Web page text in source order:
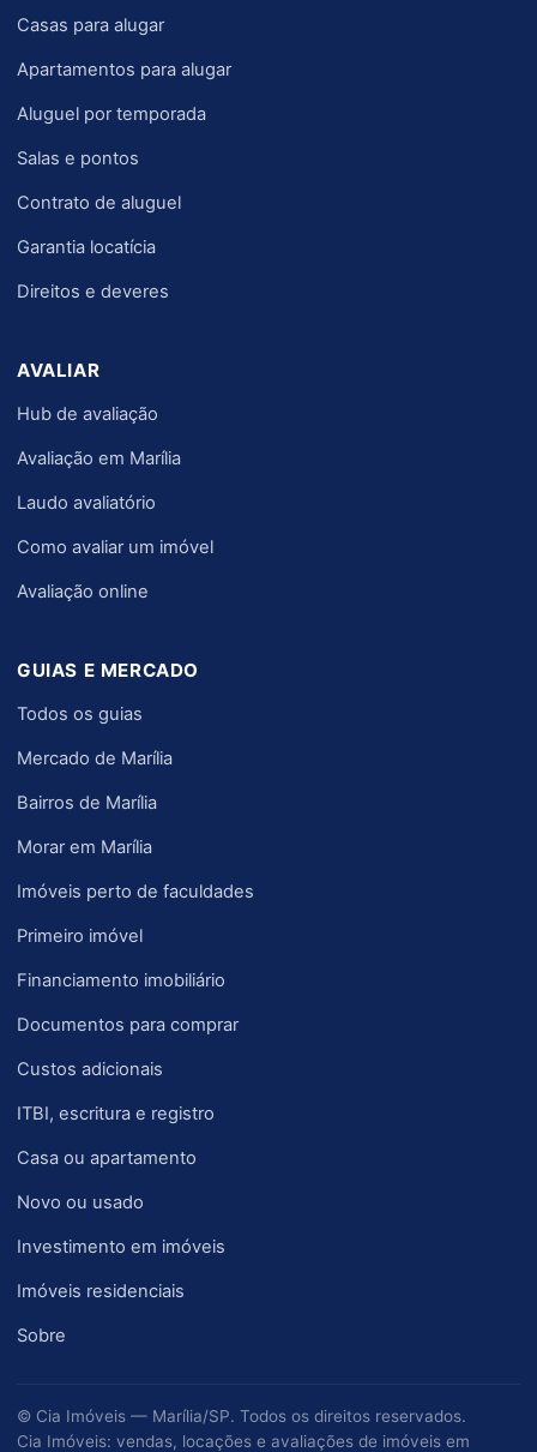
Casas para alugar
Apartamentos para alugar
Aluguel por temporada
Salas e pontos
Contrato de aluguel
Garantia locatícia
Direitos e deveres
AVALIAR
Hub de avaliação
Avaliação em Marília
Laudo avaliatório
Como avaliar um imóvel
Avaliação online
GUIAS E MERCADO
Todos os guias
Mercado de Marília
Bairros de Marília
Morar em Marília
Imóveis perto de faculdades
Primeiro imóvel
Financiamento imobiliário
Documentos para comprar
Custos adicionais
ITBI, escritura e registro
Casa ou apartamento
Novo ou usado
Investimento em imóveis
Imóveis residenciais
Sobre
© Cia Imóveis — Marília/SP. Todos os direitos reservados.
Cia Imóveis: vendas, locações e avaliações de imóveis em